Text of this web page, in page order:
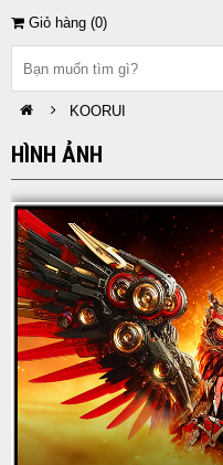
Giỏ hàng (0)
KOORUI
HÌNH ẢNH